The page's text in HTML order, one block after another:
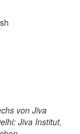
von Jiva
Jiva Institut,